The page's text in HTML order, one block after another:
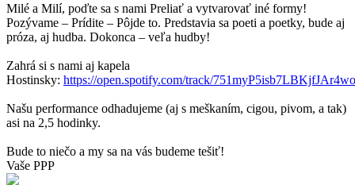
Milé a Milí, poďte sa s nami Preliať a vytvarovať iné formy!
Pozývame – Prídite – Pôjde to. Predstavia sa poeti a poetky, bude aj
próza, aj hudba. Dokonca – veľa hudby!
Zahrá si s nami aj kapela
Hostinsky: https://open.spotify.com/track/
Našu performance odhadujeme (aj s meškaním, cigou, pivom, a tak)
asi na 2,5 hodinky.
Bude to niečo a my sa na vás budeme tešiť!
Vaše PPP